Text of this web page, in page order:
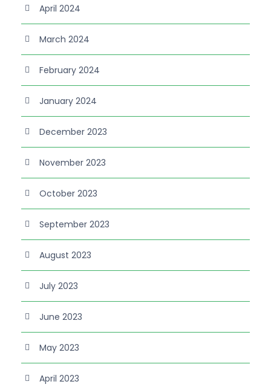
April 2024
March 2024
February 2024
January 2024
December 2023
November 2023
October 2023
September 2023
August 2023
July 2023
June 2023
May 2023
April 2023